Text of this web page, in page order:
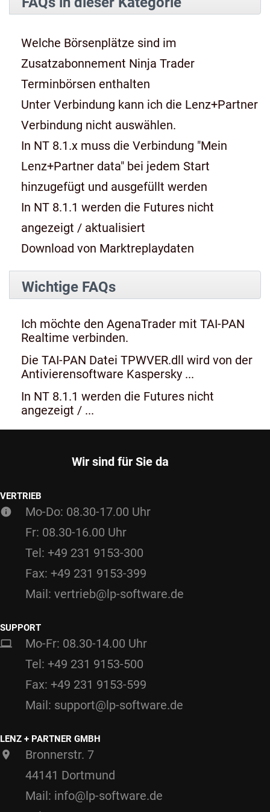
Welche Börsenplätze sind im
Zusatzabonnement Ninja Trader
Terminbörsen enthalten
Unter Verbindung kann ich die Lenz+Partner
Verbindung nicht auswählen.
In NT 8.1.x muss die Verbindung "Mein
Lenz+Partner data" bei jedem Start
hinzugefügt und ausgefüllt werden
In NT 8.1.1 werden die Futures nicht
angezeigt / aktualisiert
Download von Marktreplaydaten
Wichtige FAQs
Ich möchte den AgenaTrader mit TAI-PAN
Realtime verbinden.
Die TAI-PAN Datei TPWVER.dll wird von der
Antivierensoftware Kaspersky ...
In NT 8.1.1 werden die Futures nicht
angezeigt / ...
Wir sind für Sie da
VERTRIEB
Mo-Do: 08.30-17.00 Uhr
Fr: 08.30-16.00 Uhr
Tel: +49 231 9153-300
Fax: +49 231 9153-399
Mail: vertrieb@lp-software.de
SUPPORT
Mo-Fr: 08.30-14.00 Uhr
Tel: +49 231 9153-500
Fax: +49 231 9153-599
Mail: support@lp-software.de
LENZ + PARTNER GMBH
Bronnerstr. 7
44141 Dortmund
Mail: info@lp-software.de